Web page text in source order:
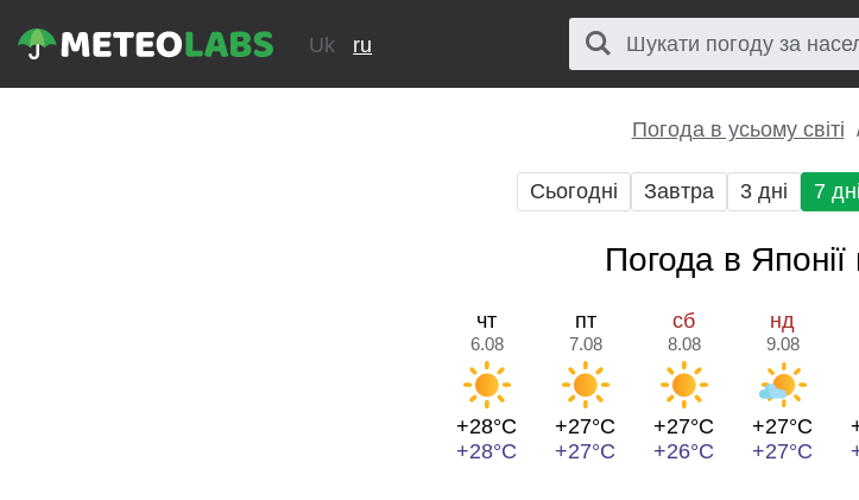
Uk ru
Погода в усьому світі
Сьогодні Завтра 3 дні 7
Погода в Японії
чт
6.08
+28°C
+28°C
пт
7.08
+27°C
+27°C
сб
8.08
+27°C
+26°C
нд
9.08
+27°C
+27°C